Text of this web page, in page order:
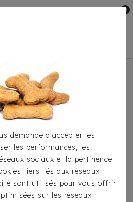
0
Imperméables
Spencer Doré
demande d'accepter les
les performances, les
sociaux et la pertinence
tiers liés aux réseaux
sont utilisés pour vous offrir
sur les réseaux